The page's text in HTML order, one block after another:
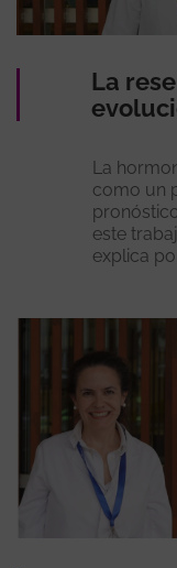
La
La
como un
este
explica